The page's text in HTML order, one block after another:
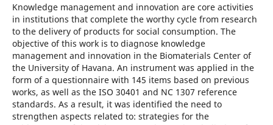
Knowledge management and innovation are core activities
in institutions that complete the worthy cycle from research
to the delivery of products for social consumption. The
objective of this work is to diagnose knowledge
management and innovation in the Biomaterials Center of
the University of Havana. An instrument was applied in the
form of a questionnaire with 145 items based on previous
works, as well as the ISO 30401 and NC 1307 reference
standards. As a result, it was identified the need to
strengthen aspects related to: strategies for the